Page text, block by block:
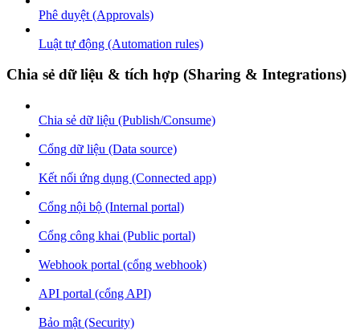
Phê duyệt (Approvals)
Luật tự động (Automation rules)
Chia sẻ dữ liệu & tích hợp (Sharing & Integrations)
Chia sẻ dữ liệu (Publish/Consume)
Cổng dữ liệu (Data source)
Kết nối ứng dụng (Connected app)
Cổng nội bộ (Internal portal)
Cổng công khai (Public portal)
Webhook portal (cổng webhook)
API portal (cổng API)
Bảo mật (Security)